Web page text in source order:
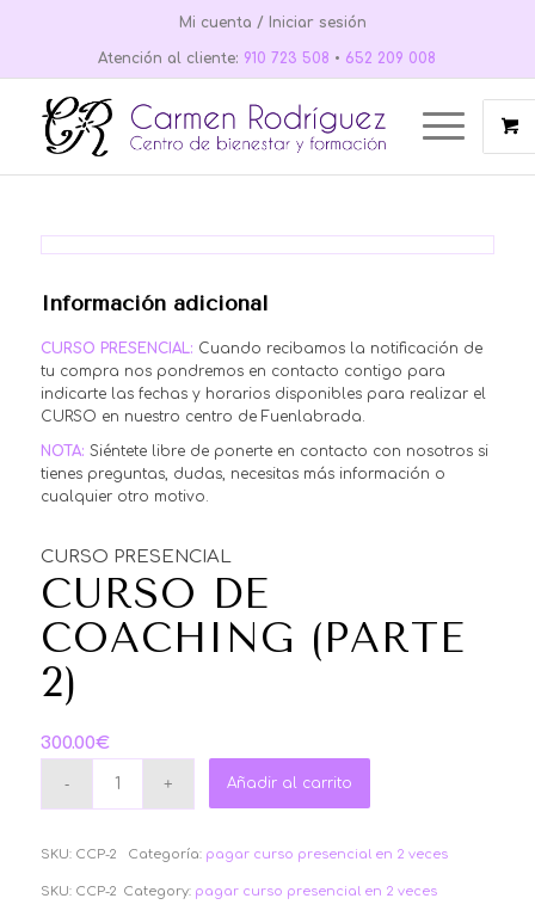
Mi cuenta / Iniciar sesión
Atención al cliente: 910 723 508 • 652 209 008
Información adicional
CURSO PRESENCIAL: Cuando recibamos la notificación de
tu compra nos pondremos en contacto contigo para
indicarte las fechas y horarios disponibles para realizar el
CURSO en nuestro centro de Fuenlabrada.
NOTA: Siéntete libre de ponerte en contacto con nosotros si
tienes preguntas, dudas, necesitas más información o
cualquier otro motivo.
CURSO PRESENCIAL
CURSO DE
COACHING (PARTE
2)
300.00€
Añadir al carrito
SKU: CCP-2 Categoría: pagar curso presencial en 2 veces
SKU:CCP-2 Category: pagar curso presencial en 2 veces